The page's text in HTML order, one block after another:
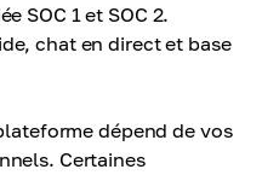
SOC 1 et SOC 2.
chat en direct et base
dépend de vos
Certaines